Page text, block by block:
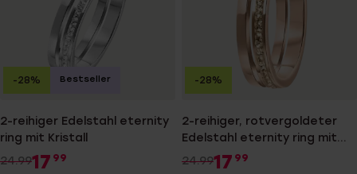
2-reihiger Edelstahl eternity
ring mit Kristall
24.9917 99
-28% Bestseller
2-reihiger, rotvergoldeter
Edelstahl eternity ring mit
Light Peach
24.9917 99
-28%